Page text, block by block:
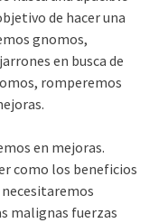
de hacer una
gnomos,
en busca de
romperemos
en mejoras.
como los beneficios
malignas fuerzas